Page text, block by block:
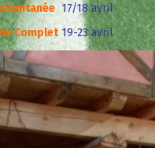
17/18 avril
Complet19-23 avril